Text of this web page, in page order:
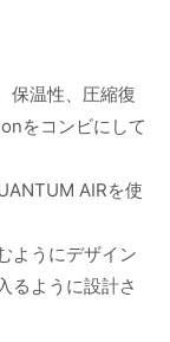
保温性、圧縮復
をコンビにして
AIRを使
ようにデザイン
るように設計さ